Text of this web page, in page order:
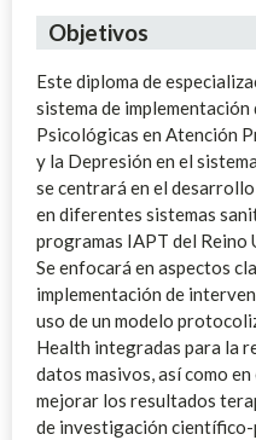
Objetivos
Este diploma de
sistema de
Psicológicas en Atención
y la Depresión en el
se centrará en el
en diferentes sistemas
programas IAPT del Reino
Se enfocará en aspectos
implementación de
uso de un modelo
Health integradas para la
datos masivos, así como
mejorar los resultados
de investigación